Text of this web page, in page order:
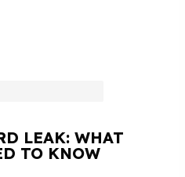
LEAK: WHAT
TO KNOW